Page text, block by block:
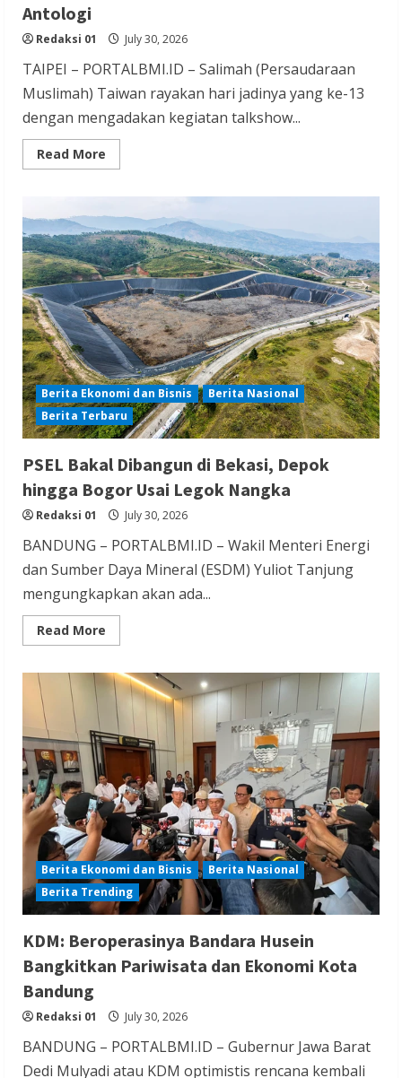
Antologi
Redaksi 01 July 30, 2026
TAIPEI – PORTALBMI.ID – Salimah (Persaudaraan
Muslimah) Taiwan rayakan hari jadinya yang ke-13
dengan mengadakan kegiatan talkshow...
Read More
more
Rayakan
Milad
ke-
13
Lewat
Talkshow
Kesehatan
Mental
dan
Buku
Antologi
Berita Ekonomi dan Bisnis
Berita Nasional
Berita Terbaru
PSEL Bakal Dibangun di Bekasi, Depok
hingga Bogor Usai Legok Nangka
Redaksi 01 July 30, 2026
BANDUNG – PORTALBMI.ID – Wakil Menteri Energi
dan Sumber Daya Mineral (ESDM) Yuliot Tanjung
mengungkapkan akan ada...
Read More
more
Bakal
Dibangun
Bekasi,
Depok
hingga
Bogor
Usai
Legok
Nangka
Berita Ekonomi dan Bisnis
Berita Nasional
Berita Trending
KDM: Beroperasinya Bandara Husein
Bangkitkan Pariwisata dan Ekonomi Kota
Bandung
Redaksi 01 July 30, 2026
BANDUNG – PORTALBMI.ID – Gubernur Jawa Barat
Dedi Mulyadi atau KDM optimistis rencana kembali